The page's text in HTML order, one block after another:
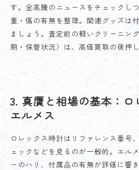
す。金高騰のニュースをチェックし
重・傷の有無を整理。関連グッズは
ましょう。査定前の軽いクリーニン
期・保管状況）は、高価買取の後押し
3. 真贋と相場の基本：
エルメス
ロレックス時計はリファレンス番号
ェックなどを見るのが一般的。エル
ーのハリ、付属品の有無が評価に響